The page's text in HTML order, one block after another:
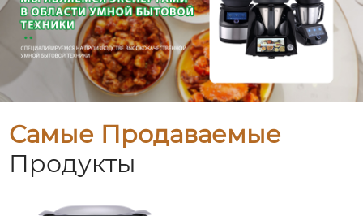
Самые Продаваемые
Продукты